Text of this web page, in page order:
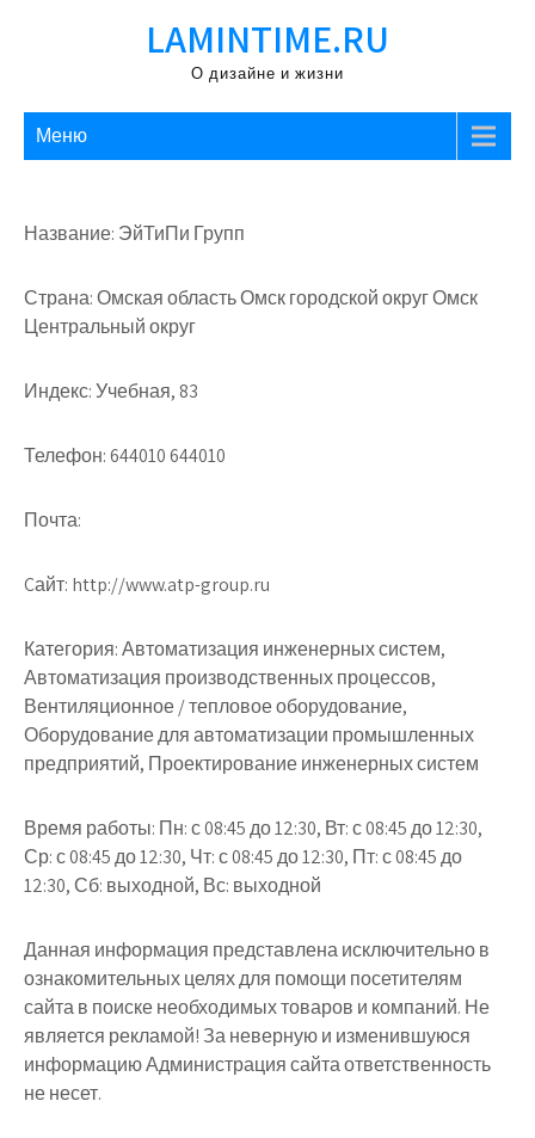
LAMINTIME.RU
О дизайне и жизни
Меню
Название: ЭйТиПи Групп
Страна: Омская область Омск городской округ Омск
Центральный округ
Индекс: Учебная, 83
Телефон: 644010 644010
Почта:
Cайт: http://www.atp-group.ru
Категория: Автоматизация инженерных систем,
Автоматизация производственных процессов,
Вентиляционное / тепловое оборудование,
Оборудование для автоматизации промышленных
предприятий, Проектирование инженерных систем
Время работы: Пн: с 08:45 до 12:30, Вт: с 08:45 до 12:30,
Ср: с 08:45 до 12:30, Чт: с 08:45 до 12:30, Пт: с 08:45 до
12:30, Сб: выходной, Вс: выходной
Данная информация представлена исключительно в
ознакомительных целях для помощи посетителям
сайта в поиске необходимых товаров и компаний. Не
является рекламой! За неверную и изменившуюся
информацию Администрация сайта ответственность
не несет.